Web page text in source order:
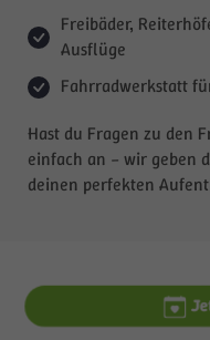
Freibäder,
Ausflüge
Fahrradwerkstatt
Hast du Fragen zu den
einfach an – wir geben
deinen perfekten